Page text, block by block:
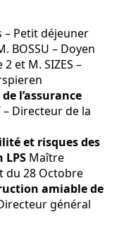
– Petit déjeuner
BOSSU – Doyen
2 et M. SIZES –
l’assurance
– Directeur de la
et risques des
LPS Maître
du 28 Octobre
amiable de
général